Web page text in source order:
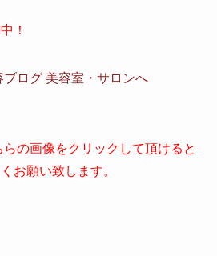
！
の画像をクリックして頂けると
お願い致します。